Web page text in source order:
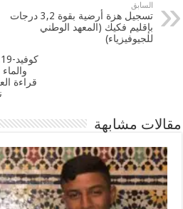
السابق
تسجيل هزة أرضية بقوة 3,2 درجات
بإقليم فكيك (المعهد الوطني
للجيوفيزياء)
قراءة
مقالات مشابهة